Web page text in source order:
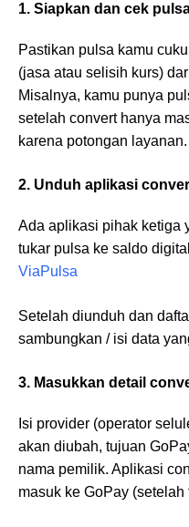
1. Siapkan dan cek
Pastikan pulsa kamu
(jasa atau selisih kurs)
Misalnya, kamu punya
setelah convert hanya
karena potongan layanan.
2. Unduh aplikasi
Ada aplikasi pihak ketiga
tukar pulsa ke saldo
ViaPulsa
Setelah diunduh dan
sambungkan / isi data
3. Masukkan detail
Isi provider (operator
akan diubah, tujuan
nama pemilik. Aplikasi
masuk ke GoPay (setelah